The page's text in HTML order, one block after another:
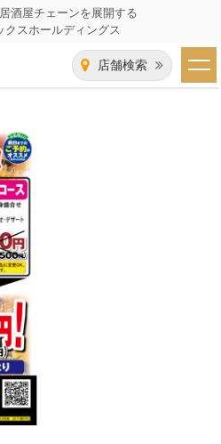
酒屋チェーンを展開する
クスホールディングス
店舗検索
報
業者の募集